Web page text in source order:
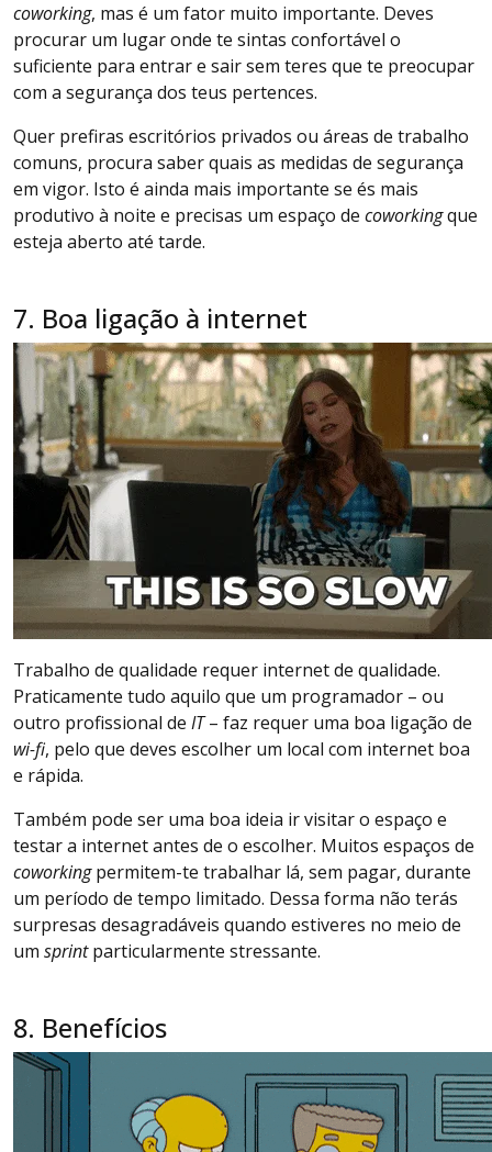
coworking, mas é um fator muito importante. Deves
procurar um lugar onde te sintas confortável o
suficiente para entrar e sair sem teres que te preocupar
com a segurança dos teus pertences.
Quer prefiras escritórios privados ou áreas de trabalho
comuns, procura saber quais as medidas de segurança
em vigor. Isto é ainda mais importante se és mais
produtivo à noite e precisas um espaço de coworkingque
esteja aberto até tarde.
7. Boa ligação à internet
Trabalho de qualidade requer internet de qualidade.
Praticamente tudo aquilo que um programador – ou
outro profissional de IT– faz requer uma boa ligação de
wi-fi, pelo que deves escolher um local com internet boa
e rápida.
Também pode ser uma boa ideia ir visitar o espaço e
testar a internet antes de o escolher. Muitos espaços de
coworkingpermitem-te trabalhar lá, sem pagar, durante
um período de tempo limitado. Dessa forma não terás
surpresas desagradáveis quando estiveres no meio de
um sprintparticularmente stressante.
8. Benefícios